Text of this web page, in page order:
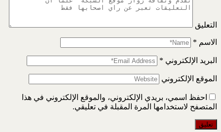
التعليق
الاسم *
البريد الإلكتروني *
الموقع الإلكتروني
احفظ اسمي، بريدي الإلكتروني، والموقع الإلكتروني في هذا
المتصفح لاستخدامها المرة المقبلة في تعليقي.